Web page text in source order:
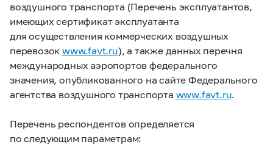
воздушного транспорта (Перечень эксплуатантов,
имеющих сертификат эксплуатанта
для осуществления коммерческих воздушных
перевозокwww.favt.ru), а также данных перечня
международных аэропортов федерального
значения, опубликованного на сайте Федерального
агентства воздушного транспорта www.favt.ru.
Перечень респондентов определяется
по следующим параметрам: